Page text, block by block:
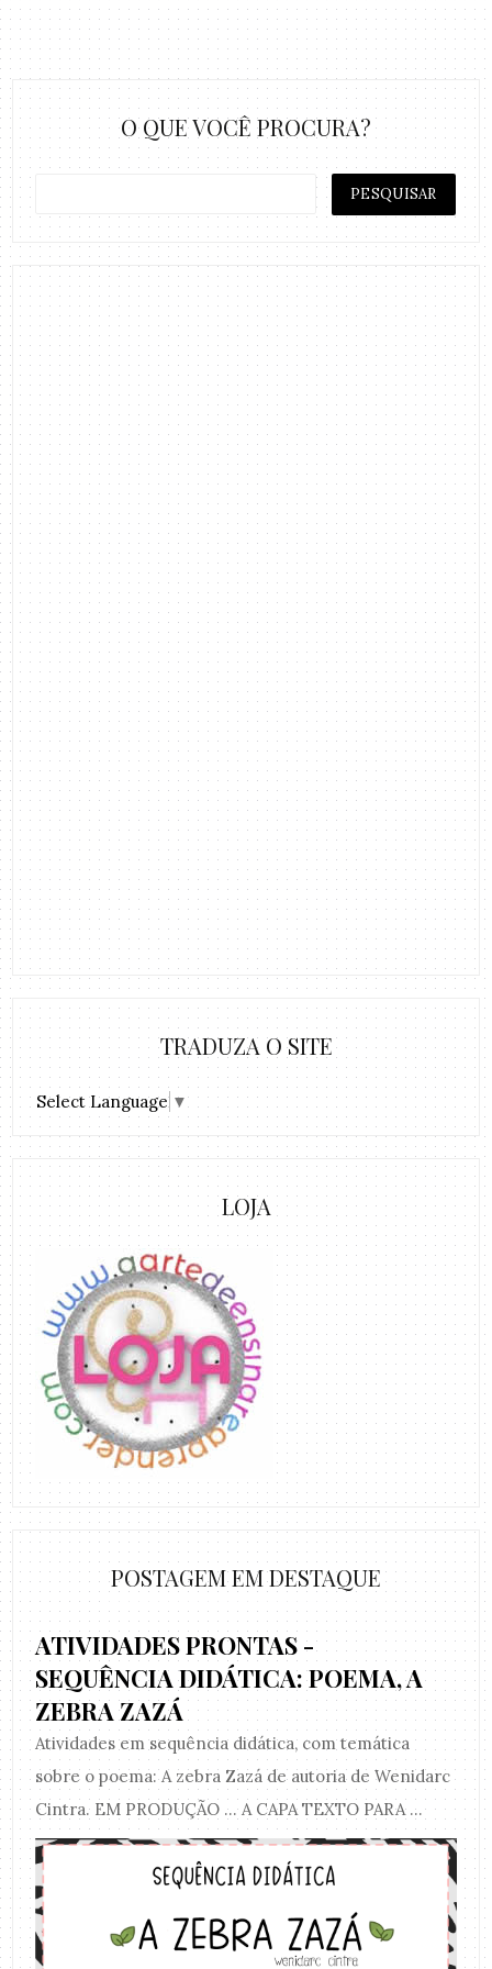
O QUE VOCÊ PROCURA?
TRADUZA O SITE
Select Language ▼
LOJA
POSTAGEM EM DESTAQUE
ATIVIDADES PRONTAS -
SEQUÊNCIA DIDÁTICA: POEMA, A
ZEBRA ZAZÁ
Atividades em sequência didática, com temática
sobre o poema: A zebra Zazá de autoria de Wenidarc
Cintra. EM PRODUÇÃO ... A CAPA TEXTO PARA ...